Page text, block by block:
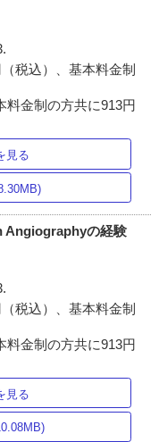
税込）、基本料金制
料金制の方共に913円
見る
Angiographyの経験
税込）、基本料金制
料金制の方共に913円
見る